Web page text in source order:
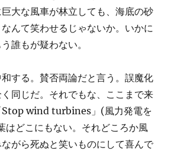
大な風車が林立しても、海底の砂
んて笑わせるじゃないか。いかに
誰もが疑わない。
する。賛否両論だと言う。誤魔化
同じだ。それでもな、ここまで来
Stop wind turbines」(風力発電を
はどこにもない。それどころか風
がら死ぬと笑いものにして喜んで